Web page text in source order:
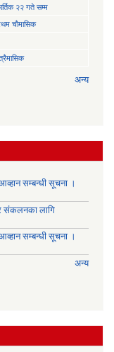
२२ गते सम्म
चाैमासिक
अन्य
सम्बन्धी सूचना ।
संकलनका लागि
सम्बन्धी सूचना ।
अन्य